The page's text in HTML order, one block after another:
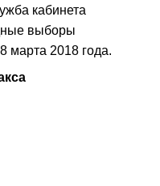
кабинета
выборы
марта 2018 года.